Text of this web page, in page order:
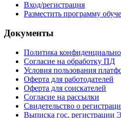
Вход/регистрация
Разместить программу
Документы
Политика
Согласие на обработку ПД
Условия пользования
Оферта для работодателей
Оферта для соискателей
Согласие на рассылки
Свидетельство о
Выписка гос.